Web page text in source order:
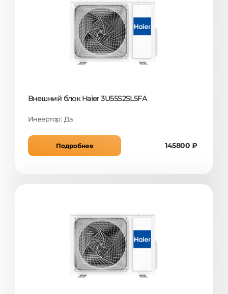
Внешний блок Haier 3U55S2SL5FA
Инвертор: Да
Подробнее 145800 ₽